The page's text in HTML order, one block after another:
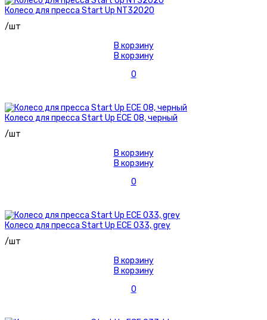
Колесо для пресса Start Up NT32020
/шт
В корзину
В корзину
0
Колесо для пресса Start Up ECE 08, черный
/шт
В корзину
В корзину
0
Колесо для пресса Start Up ECE 033, grey
/шт
В корзину
В корзину
0